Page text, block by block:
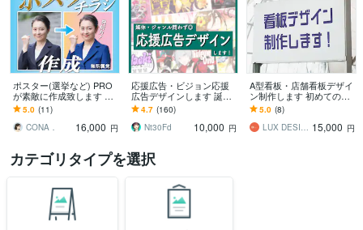
ポスター(選挙など) PRO
が素敵に作成致します ポ
スター・チラシのイメー
ジは重要です！画像補正
もおまかせ
5.0 (11)
CONA．
16,000 円
応援広告・ビジョン応援
広告デザインします 誕生
日や周年など◎ 告知画像
も合わせてデザインしま
す！
4.7 (160)
Nt30Fd
10,000 円
A型看板・店舗看板デザイ
ン制作します 初めての方
でも安心！丁寧に対応い
たします
5.0 (8)
LUX DESIGN LAB 15,000 円
カテゴリタイプを選択